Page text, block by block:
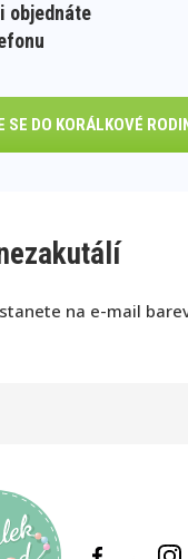
objednáte
SE DO KORÁLKOVÉ
na e-mail